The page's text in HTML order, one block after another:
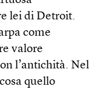
lei di Detroit.
come
valore
l’antichità. Nel
quello